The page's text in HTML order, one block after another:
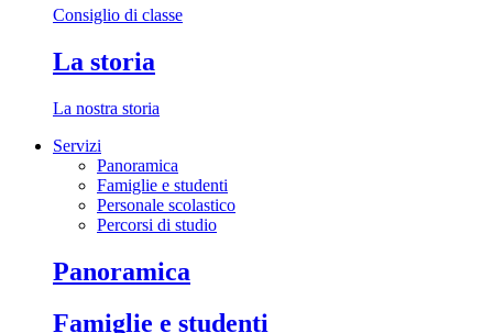
Consiglio di classe
La storia
La nostra storia
Servizi
Panoramica
Famiglie e studenti
Personale scolastico
Percorsi di studio
Panoramica
Famiglie e studenti